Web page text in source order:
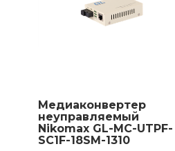
Медиаконвертер
неуправляемый
Nikomax GL-MC-UTPF-
SC1F-18SM-1310